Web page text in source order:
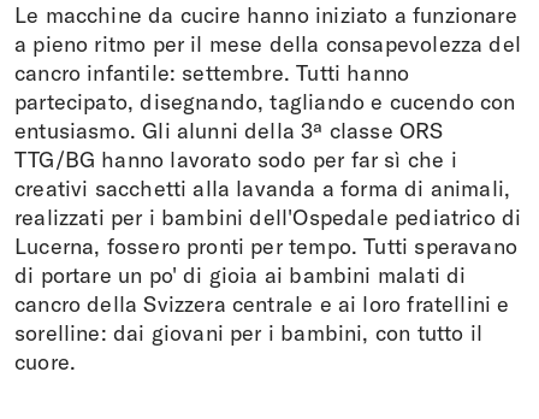
Le macchine da cucire hanno iniziato a funzionare
a pieno ritmo per il mese della consapevolezza del
cancro infantile: settembre. Tutti hanno
partecipato, disegnando, tagliando e cucendo con
entusiasmo. Gli alunni della 3ª classe ORS
TTG/BG hanno lavorato sodo per far sì che i
creativi sacchetti alla lavanda a forma di animali,
realizzati per i bambini dell'Ospedale pediatrico di
Lucerna, fossero pronti per tempo. Tutti speravano
di portare un po' di gioia ai bambini malati di
cancro della Svizzera centrale e ai loro fratellini e
sorelline: dai giovani per i bambini, con tutto il
cuore.